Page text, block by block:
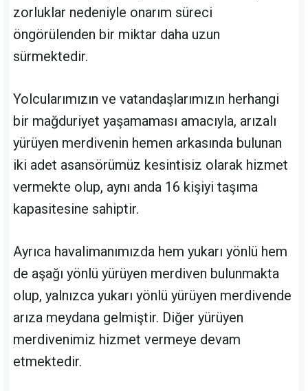
zorluklar nedeniyle onarım süreci
öngörülenden bir miktar daha uzun
sürmektedir.
Yolcularımızın ve vatandaşlarımızın herhangi
bir mağduriyet yaşamaması amacıyla, arızalı
yürüyen merdivenin hemen arkasında bulunan
iki adet asansörümüz kesintisiz olarak hizmet
vermekte olup, aynı anda 16 kişiyi taşıma
kapasitesine sahiptir.
Ayrıca havalimanımızda hem yukarı yönlü hem
de aşağı yönlü yürüyen merdiven bulunmakta
olup, yalnızca yukarı yönlü yürüyen merdivende
arıza meydana gelmiştir. Diğer yürüyen
merdivenimiz hizmet vermeye devam
etmektedir.